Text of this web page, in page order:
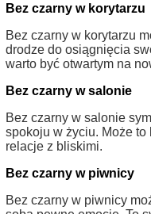
Bez czarny w korytarzu
Bez czarny w korytarzu
drodze do osiągnięcia
warto być otwartym na
Bez czarny w salonie
Bez czarny w salonie
spokoju w życiu. Może
relacje z bliskimi.
Bez czarny w piwnicy
Bez czarny w piwnicy